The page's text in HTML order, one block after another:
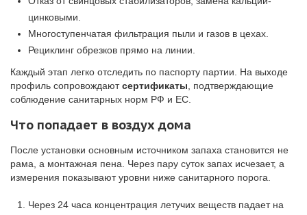
цинковыми.
Многоступенчатая фильтрация пыли и газов в цехах.
Рециклинг обрезков прямо на линии.
Каждый этап легко отследить по паспорту партии. На выходе
профиль сопровождаютсертификаты, подтверждающие
соблюдение санитарных норм РФ и ЕС.
Что попадает в воздух дома
После установки основным источником запаха становится не
рама, а монтажная пена. Через пару суток запах исчезает, а
измерения показывают уровни ниже санитарного порога.
Через 24 часа концентрация летучих веществ падает на